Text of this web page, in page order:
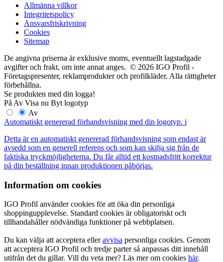
Allmänna villkor
Integritetspolicy
Ansvarsfriskrivning
Cookies
Sitemap
De angivna priserna är exklusive moms, eventuellt lagstadgade
avgifter och frakt, om inte annat anges. © 2026 IGO Profil -
Företagspresenter, reklamprodukter och profilkläder. Alla rättigheter
förbehållna.
Se produkten med din logga!
På Av Visa nu Byt logotyp
Av
Automatiskt genererad förhandsvisning med din logotyp. i
Detta är en automatiskt genererad förhandsvisning som endast är
avsedd som en generell referens och som kan skilja sig från de
faktiska tryckmöjligheterna. Du får alltid ett kostnadsfritt korrektur
på din beställning innan produktionen påbörjas.
Information om cookies
IGO Profil använder cookies för att öka din personliga
shoppingupplevelse. Standard cookies är obligatoriskt och
tillhandahåller nödvändiga funktioner på webbplatsen.
Du kan välja att acceptera elleravvisa personliga cookies. Genom
att acceptera IGO Profil och tredje parter så anpassas ditt innehåll
utifrån det du gillar. Vill du veta mer? Läs mer om cookies här.